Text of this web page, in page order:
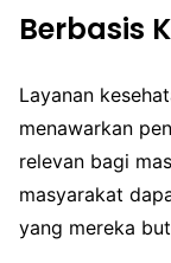
Berbasis
Layanan
menawarkan
relevan bagi
masyarakat
yang mereka